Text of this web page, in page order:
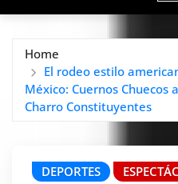
Home
El rodeo estilo
México: Cuernos Chuecos
Charro Constituyentes
DEPORTES